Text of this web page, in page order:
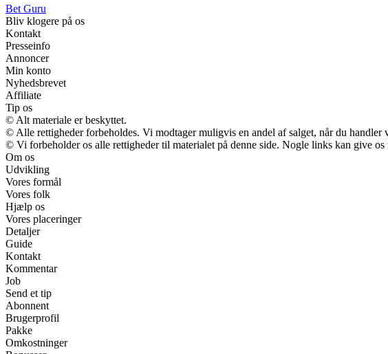
Bet Guru
Bliv klogere på os
Kontakt
Presseinfo
Annoncer
Min konto
Nyhedsbrevet
Affiliate
Tip os
© Alt materiale er beskyttet.
© Alle rettigheder forbeholdes. Vi modtager muligvis en andel af salget, når du handler
© Vi forbeholder os alle rettigheder til materialet på denne side. Nogle links kan give
Om os
Udvikling
Vores formål
Vores folk
Hjælp os
Vores placeringer
Detaljer
Guide
Kontakt
Kommentar
Job
Send et tip
Abonnent
Brugerprofil
Pakke
Omkostninger